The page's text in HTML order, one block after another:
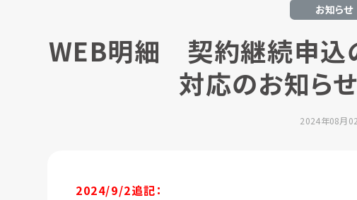
お知らせ
WEB明細 契約継続申込
対応のお知ら
2024年08月
2024/9/2追記：